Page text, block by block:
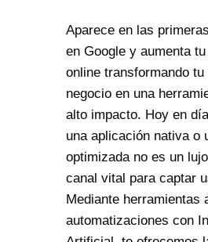
Aparece en las
en Google y aumenta
online transformando tu
negocio en una
alto impacto. Hoy en
una aplicación nativa o
optimizada no es un
canal vital para captar
Mediante herramientas
automatizaciones con